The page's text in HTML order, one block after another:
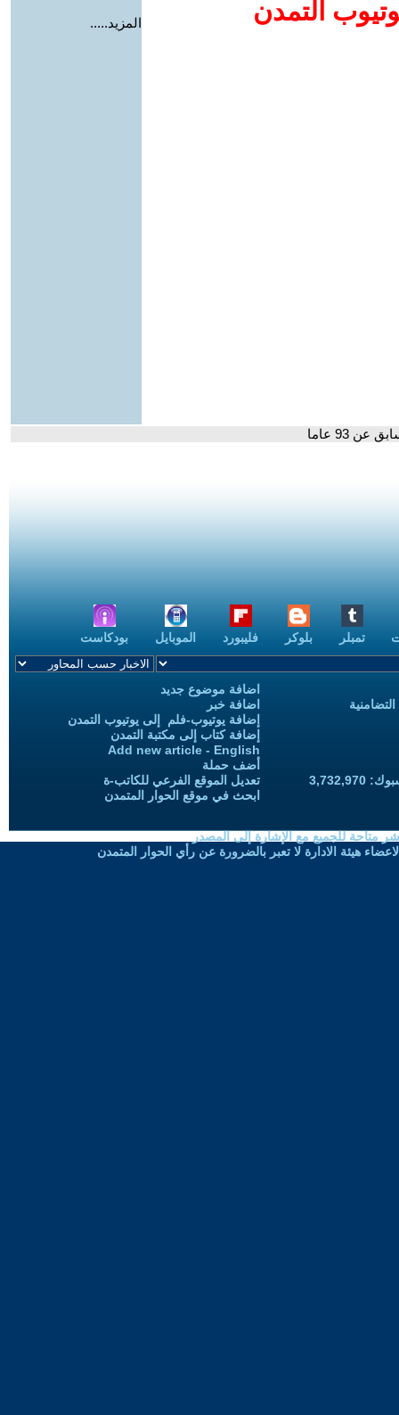
التمدن المزيد.....
93 عاما
تمبلر بلوكر فليبورد الموبايل بودكاست
اضافة موضوع جديد
اضافة خبر
إضافة يوتيوب-فلم إلى يوتيوب التمدن
إضافة كتاب إلى مكتبة التمدن
Add new article - English
أضف حملة
تعديل الموقع الفرعي للكاتب-ة
ابحث في موقع الحوار المتمدن
متاحة للجميع مع الإشارة إلى المصدر
هيئة الادارة لا تعبر بالضرورة عن رأي الحوار المتمدن